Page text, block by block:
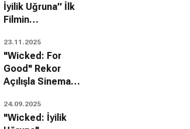
İyilik Uğruna” İlk
Filmin
Kalıyor.
23.11.2025
"Wicked: For
Good" Rekor
Açılışla Sinema
Hareket Getirdi!
24.09.2025
"Wicked: İyilik